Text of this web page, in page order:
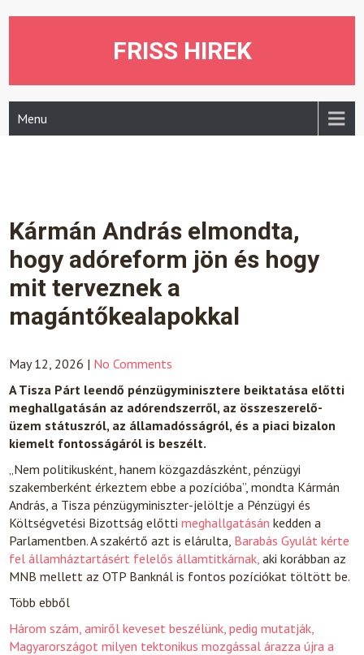
FRISS HIREK
Menu
Kármán András elmondta,
hogy adóreform jön és hogy
mit terveznek a
magántőkealapokkal
May 12, 2026 | No Comments
A Tisza Párt leendő pénzügyminisztere beiktatása előtti
meghallgatásán az adórendszerről, az összeszerelő-
üzem státuszról, az államadósságról, és a piaci bizalon
kiemelt fontosságáról is beszélt.
„Nem politikusként, hanem közgazdászként, pénzügyi
szakemberként érkeztem ebbe a pozícióba”, mondta Kármán
András, a Tisza pénzügyminiszter-jelöltje a Pénzügyi és
Költségvetési Bizottság előttimeghallgatásán kedden a
Parlamentben. A szakértő azt is elárulta, Barabás Gyulát kérte
fel államháztartásért felelős államtitkárnak, aki korábban az
MNB mellett az OTP Banknál is fontos pozíciókat töltött be.
Több ebből
Három szám, amiről keveset beszélünk, pedig mutatják,
Magyarországot milyen tektonikus mozgással árazza újra a